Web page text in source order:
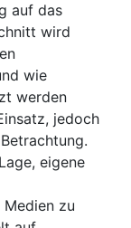
auf das
wird
wie
werden
jedoch
eigene
zu